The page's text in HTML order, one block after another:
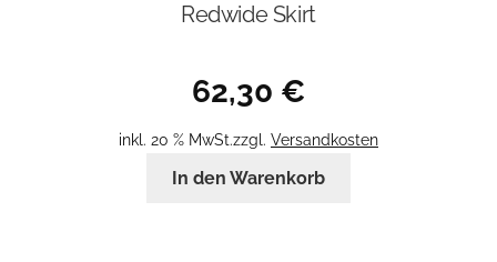
Redwide Skirt
62,30 €
inkl. 20 % MwSt.zzgl. Versandkosten
In den Warenkorb